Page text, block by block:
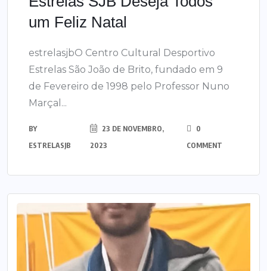
um Feliz Natal
estrelasjbO Centro Cultural Desportivo
Estrelas São João de Brito, fundado em 9
de Fevereiro de 1998 pelo Professor Nuno
Marçal...
BY
ESTRELASJB
23 DE NOVEMBRO,
2023
0
COMMENT